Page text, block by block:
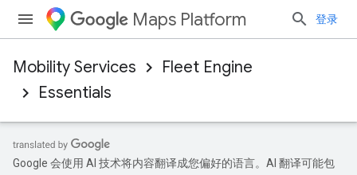
Maps Platform 登录
Mobility Services
Fleet Engine
Essentials
Google 会使用 AI 技术将内容翻译成您偏好的语言。AI 翻译可能包